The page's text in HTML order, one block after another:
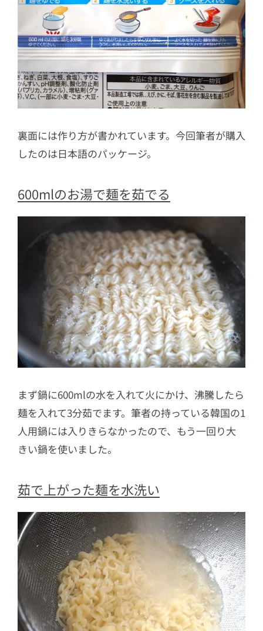
裏面には作り方が書かれています。今回筆者が購入
したのは日本語のパッケージ。
600mlのお湯で麺を茹でる
まず鍋に600mlの水を入れて火にかけ、沸騰したら
麺を入れて3分茹でます。筆者の持っている韓国の1
人用鍋には入りきらなかったので、もう一回り大
きい鍋を使いました。
茹で上がった麺を水洗い